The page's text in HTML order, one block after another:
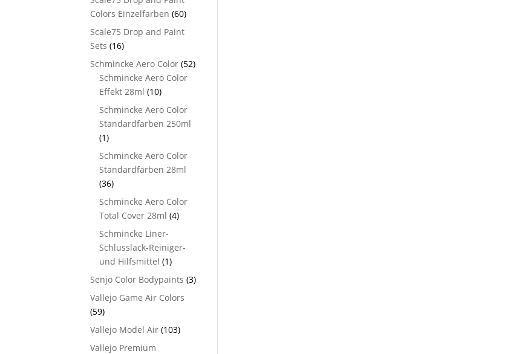
Colors Einzelfarben (60)
Scale75 Drop and Paint
Sets (16)
Schmincke Aero Color (52)
Schmincke Aero Color
Effekt 28ml (10)
Schmincke Aero Color
Standardfarben 250ml
(1)
Schmincke Aero Color
Standardfarben 28ml
(36)
Schmincke Aero Color
Total Cover 28ml (4)
Schmincke Liner-
Schlusslack-Reiniger-
und Hilfsmittel (1)
Senjo Color Bodypaints (3)
Vallejo Game Air Colors
(59)
Vallejo Model Air (103)
Vallejo Premium